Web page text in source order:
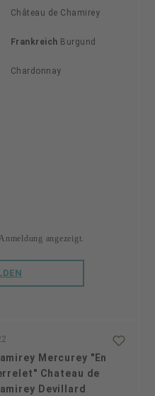
Château de Chamirey
Frankreich Burgund
Chardonnay
angezeigt.
Mercurey "En
Chateau de
Devillard